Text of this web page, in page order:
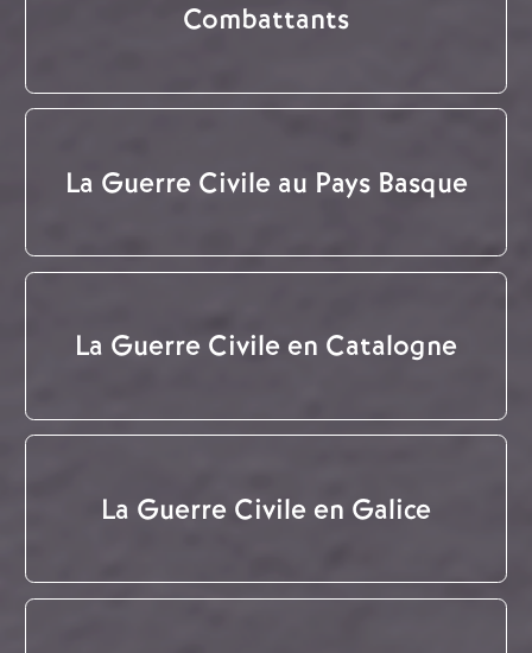
Combattants
La Guerre Civile au Pays Basque
La Guerre Civile en Catalogne
La Guerre Civile en Galice